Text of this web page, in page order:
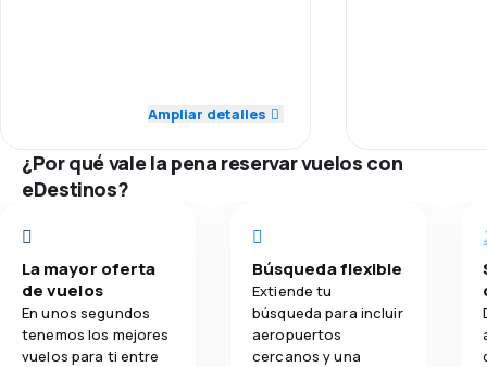
Precio del billete
2.0
Transporte de equipaje 2.0
Comidas 1.0
Ampliar detalles
Precio del
Transporte
Comidas
¿Por qué vale la pena reservar vuelos con
eDestinos?
La mayor oferta
de vuelos
En unos segundos
tenemos los mejores
vuelos para ti entre
Búsqueda flexible
Extiende tu
búsqueda para incluir
aeropuertos
cercanos y una